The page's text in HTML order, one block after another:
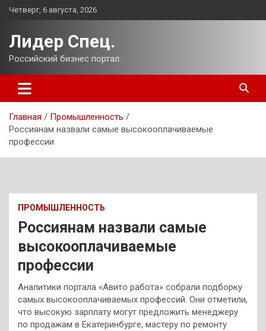
Перейти
Четверг, 6 августа, 2026
Лидер Спец.
Российский бизнес портал.
Главная
Промышленность
Россиянам назвали самые высокооплачиваемые
профессии
ПРОМЫШЛЕННОСТЬ
Россиянам назвали самые
высокооплачиваемые
профессии
Аналитики портала «Авито работа» собрали подборку
самых высокооплачиваемых профессий. Они отметили,
что высокую зарплату могут предложить менеджеру
по продажам в Екатеринбурге, мастеру по ремонту